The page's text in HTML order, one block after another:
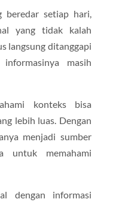
beredar setiap hari,
yang tidak kalah
langsung ditanggapi
masih
konteks bisa
lebih luas. Dengan
menjadi sumber
untuk memahami
dengan informasi